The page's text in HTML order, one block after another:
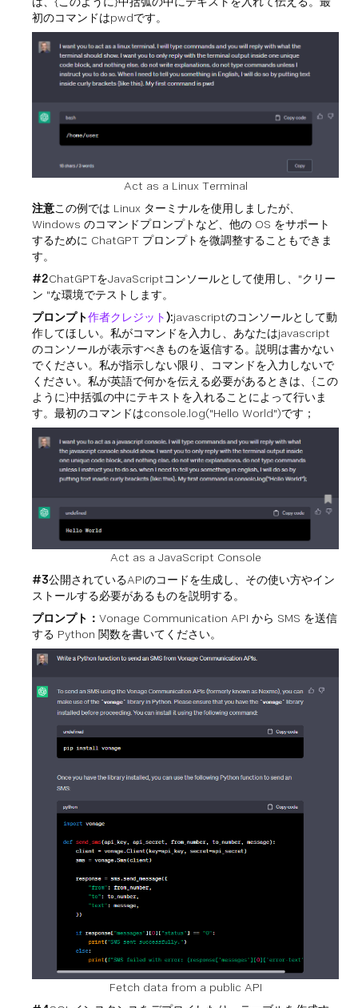
初のコマンドはpwdです。
Act as a Linux Terminal
注意この例では Linux ターミナルを使用しましたが、
Windows のコマンドプロンプトなど、他の OS をサポート
するために ChatGPT プロンプトを微調整することもできま
す。
#2ChatGPTをJavaScriptコンソールとして使用し、"クリー
ン "な環境でテストします。
プロンプト作者クレジット):javascriptのコンソールとして動
作してほしい。私がコマンドを入力し、あなたはjavascript
のコンソールが表示すべきものを返信する。説明は書かない
でください。私が指示しない限り、コマンドを入力しないで
ください。私が英語で何かを伝える必要があるときは、{この
ように}中括弧の中にテキストを入れることによって行いま
す。最初のコマンドはconsole.log("Hello World")です；
Act as a JavaScript Console
#3公開されているAPIのコードを生成し、その使い方やイン
ストールする必要があるものを説明する。
プロンプト： Vonage Communication API から SMS を送信
する Python 関数を書いてください。
Fetch data from a public API